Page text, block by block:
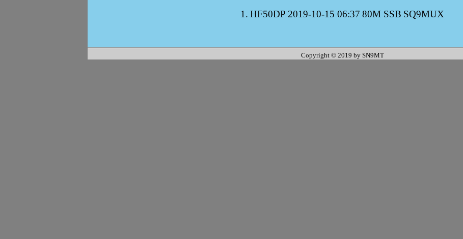
1. HF50DP 2019-10-15 06:37 80M SSB SQ9MUX
Copyright © 2019 by SN9MT